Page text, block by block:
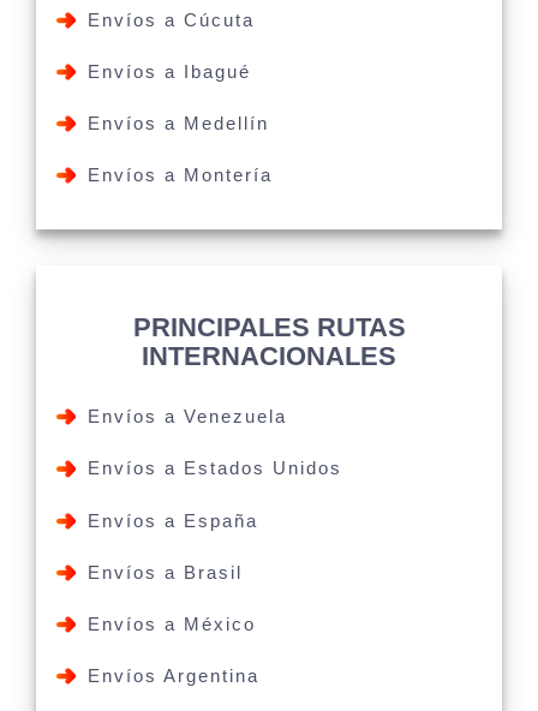
Envíos a Cúcuta
Envíos a Ibagué
Envíos a Medellín
Envíos a Montería
PRINCIPALES RUTAS
INTERNACIONALES
Envíos a Venezuela
Envíos a Estados Unidos
Envíos a España
Envíos a Brasil
Envíos a México
Envíos Argentina